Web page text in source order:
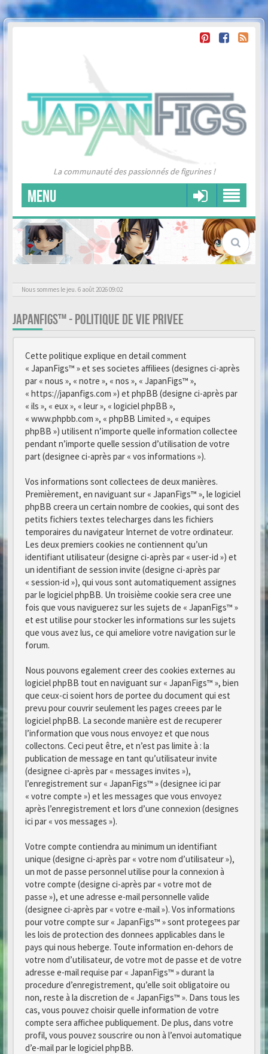
La communauté des passionnés de figurines !
MENU
Nous sommes le jeu. 6 août 2026 09:02
JAPANFIGS™ - POLITIQUE DE VIE PRIVEE
Cette politique explique en detail comment
« JapanFigs™ » et ses societes affiliees (designes ci-après
par « nous », « notre », « nos », « JapanFigs™ »,
« https://japanfigs.com ») et phpBB (designe ci-après par
« ils », « eux », « leur », « logiciel phpBB »,
« www.phpbb.com », « phpBB Limited », « equipes
phpBB ») utilisent n’importe quelle information collectee
pendant n’importe quelle session d’utilisation de votre
part (designee ci-après par « vos informations »).
Vos informations sont collectees de deux manières.
Premièrement, en naviguant sur « JapanFigs™ », le logiciel
phpBB creera un certain nombre de cookies, qui sont des
petits fichiers textes telecharges dans les fichiers
temporaires du navigateur Internet de votre ordinateur.
Les deux premiers cookies ne contiennent qu’un
identifiant utilisateur (designe ci-après par « user-id ») et
un identifiant de session invite (designe ci-après par
« session-id »), qui vous sont automatiquement assignes
par le logiciel phpBB. Un troisième cookie sera cree une
fois que vous naviguerez sur les sujets de « JapanFigs™ »
et est utilise pour stocker les informations sur les sujets
que vous avez lus, ce qui ameliore votre navigation sur le
forum.
Nous pouvons egalement creer des cookies externes au
logiciel phpBB tout en naviguant sur « JapanFigs™ », bien
que ceux-ci soient hors de portee du document qui est
prevu pour couvrir seulement les pages creees par le
logiciel phpBB. La seconde manière est de recuperer
l’information que vous nous envoyez et que nous
collectons. Ceci peut être, et n’est pas limite à : la
publication de message en tant qu’utilisateur invite
(designee ci-après par « messages invites »),
l’enregistrement sur « JapanFigs™ » (designee ici par
« votre compte ») et les messages que vous envoyez
après l’enregistrement et lors d’une connexion (designes
ici par « vos messages »).
Votre compte contiendra au minimum un identifiant
unique (designe ci-après par « votre nom d’utilisateur »),
un mot de passe personnel utilise pour la connexion à
votre compte (designe ci-après par « votre mot de
passe »), et une adresse e-mail personnelle valide
(designee ci-après par « votre e-mail »). Vos informations
pour votre compte sur « JapanFigs™ » sont protegees par
les lois de protection des donnees applicables dans le
pays qui nous heberge. Toute information en-dehors de
votre nom d’utilisateur, de votre mot de passe et de votre
adresse e-mail requise par « JapanFigs™ » durant la
procedure d’enregistrement, qu’elle soit obligatoire ou
non, reste à la discretion de « JapanFigs™ ». Dans tous les
cas, vous pouvez choisir quelle information de votre
compte sera affichee publiquement. De plus, dans votre
profil, vous pouvez souscrire ou non à l’envoi automatique
d’e-mail par le logiciel phpBB.